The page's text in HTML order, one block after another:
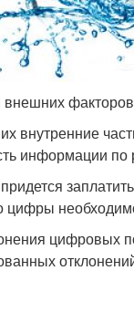
факторов
внутренние
информации по
цифры
цифровых